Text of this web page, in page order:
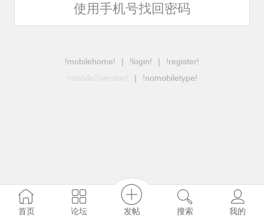
使用手机号找回密码
!mobilehome! | !login! |
!register!
!mobile2version!
| !nomobiletype!
首页 论坛 发帖 搜索 我的